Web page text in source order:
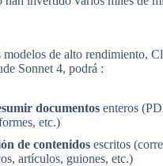
de alto rendimiento,
Sonnet 4, podrá :
documentosenteros
etc.)
de contenidosescritos
artículos, guiones, etc.)